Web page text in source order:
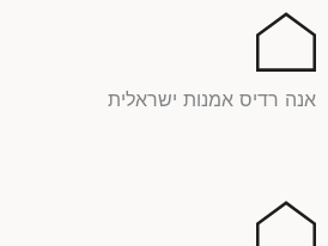
דילוג
אנה רדיס אמנות ישראלית